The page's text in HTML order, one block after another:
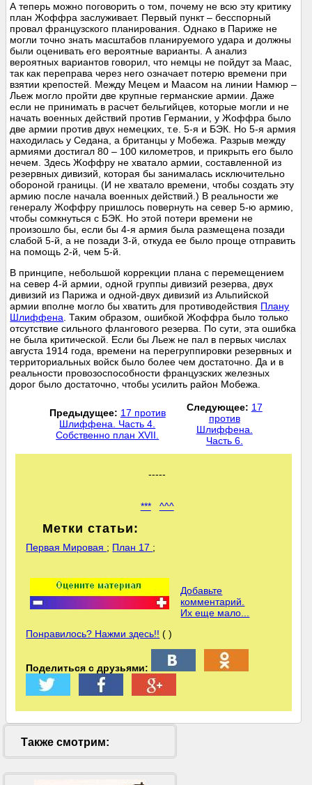
А теперь можно поговорить о том, почему не всю эту критику
план Жоффра заслуживает. Первый пункт – бесспорный
провал французского планирования. Однако в Париже не
могли точно знать масштабов планируемого удара и должны
были оценивать его вероятные варианты. А анализ
вероятных вариантов говорил, что немцы не пойдут за Маас,
так как переправа через него означает потерю времени при
взятии крепостей. Между Мецем и Маасом на линии Намюр –
Льеж могло пройти две крупные германские армии. Даже
если не принимать в расчет бельгийцев, которые могли и не
начать военных действий против Германии, у Жоффра было
две армии против двух немецких, т.е. 5-я и БЭК. Но 5-я армия
находилась у Седана, а британцы у Мобежа. Разрыв между
армиями достигал 80 – 100 километров, и прикрыть его было
нечем. Здесь Жоффру не хватало армии, составленной из
резервных дивизий, которая бы занималась исключительно
обороной границы. (И не хватало времени, чтобы создать эту
армию после начала военных действий.) В реальности же
генералу Жоффру пришлось повернуть на север 5-ю армию,
чтобы сомкнуться с БЭК. Но этой потери времени не
произошло бы, если бы 4-я армия была размещена позади
слабой 5-й, а не позади 3-й, откуда ее было проще отправить
на помощь 2-й, чем 5-й.
В принципе, небольшой коррекции плана с перемещением
на север 4-й армии, одной группы дивизий резерва, двух
дивизий из Парижа и одной-двух дивизий из Альпийской
армии вполне могло бы хватить для противодействия Плану
Шлиффена . Таким образом, ошибкой Жоффра было только
отсутствие сильного флангового резерва. По сути, эта ошибка
не была критической. Если бы Льеж не пал в первых числах
августа 1914 года, времени на перегруппировки резервных и
территориальных войск было более чем достаточно. Да и в
реальности провозоспособности французских железных
дорог было достаточно, чтобы усилить район Мобежа.
Предыдущее: 17 против
Шлиффена. Часть 4.
Собственно план XVII.
Следующее: 17
против
Шлиффена.
Часть 6.
-----
*** ^^^
Метки статьи:
Первая Мировая ; План 17 ;
Добавьте
комментарий.
Их еще мало...
Понравилось? Нажми здесь!! ( )
Поделиться с друзьями:
Также смотрим: